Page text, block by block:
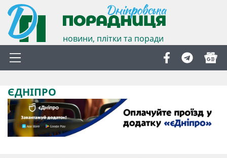
новини, плітки та поради
ЄДНІПРО